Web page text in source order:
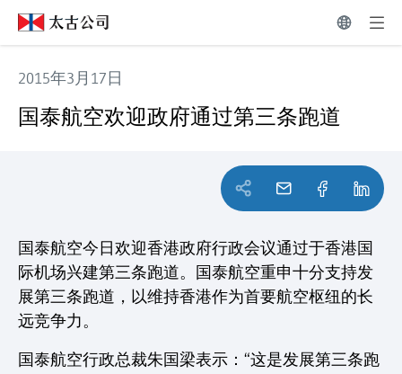
2015年3月17日
国泰航空欢迎政府通过第三条跑道
国泰航空今日欢迎香港政府行政会议通过于香港国
际机场兴建第三条跑道。国泰航空重申十分支持发
展第三条跑道，以维持香港作为首要航空枢纽的长
远竞争力。
国泰航空行政总裁朱国梁表示：“这是发展第三条跑